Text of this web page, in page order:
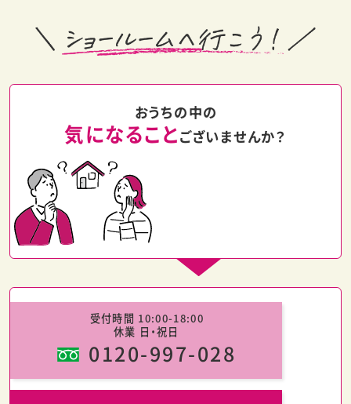
おうちの中の
気になることございませんか？
受付時間 10:00-18:00
休業 日・祝日
0120-997-028